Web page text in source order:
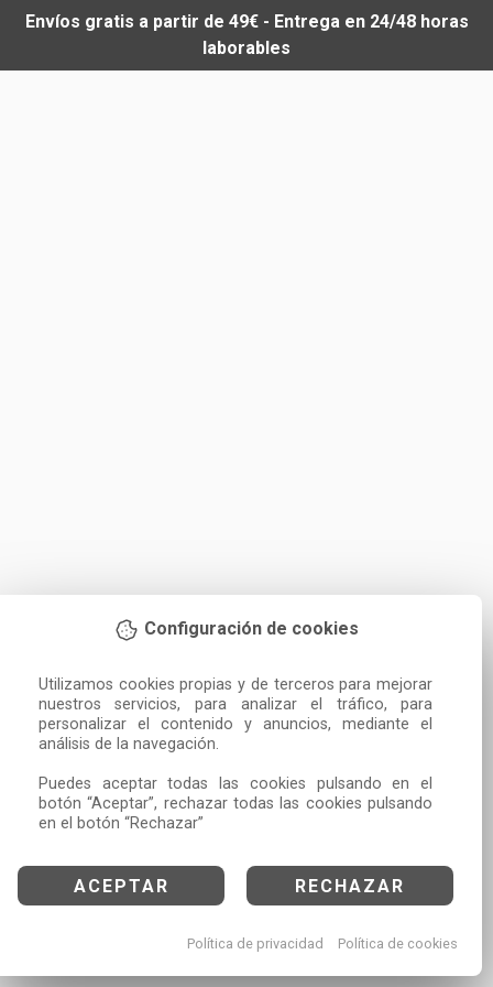
Configuración de cookies
Utilizamos cookies propias y de terceros para mejorar
nuestros servicios, para analizar el tráfico, para
personalizar el contenido y anuncios, mediante el
análisis de la navegación.
Puedes aceptar todas las cookies pulsando en el
botón “Aceptar”, rechazar todas las cookies pulsando
en el botón “Rechazar”
ACEPTAR RECHAZAR
Política de privacidad Política de cookies
Envíos gratis a partir de 49€ - Entrega en 24/48 horas
laborables